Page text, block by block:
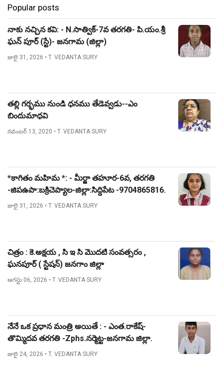
Popular posts
నాకు నచ్చిన కవి: - N.సాత్విక్-7వ తరగతి- పి.యం.శ్రీ
ఘన్ పూర్ (స్టే)- జనగామ (జిల్లా)
జులై 31, 2026 • T. VEDANTA SURY
తల్లి గర్భము నుండి ధనము తేడెవ్వడు--ఎం
బిందుమాధవి
నవంబర్ 13, 2020 • T. VEDANTA SURY
*కాగితం మహిమ *: - మీర్జా తహూర-6వ, తరగతి
-జిపఉపా:బక్రిచెప్యాల-జిల్లా:సిద్దిపేట -9704865816.
జులై 31, 2026 • T. VEDANTA SURY
చిత్రం : కె.అక్షయ , సి ఇ సి మొదటి సంవత్సరం ,
ఘనపూర్ ( స్టేషన్) జనగాం జిల్లా
ఆగస్టు 06, 2026 • T. VEDANTA SURY
నేనే ఒక ప్రధాన మంత్రి అయితే : - ఎంత.రాకేష్-
తొమ్మిదవ తరగతి -Zphs.నర్మెట్ట-జనగామ జిల్లా.
జులై 24, 2026 • T. VEDANTA SURY